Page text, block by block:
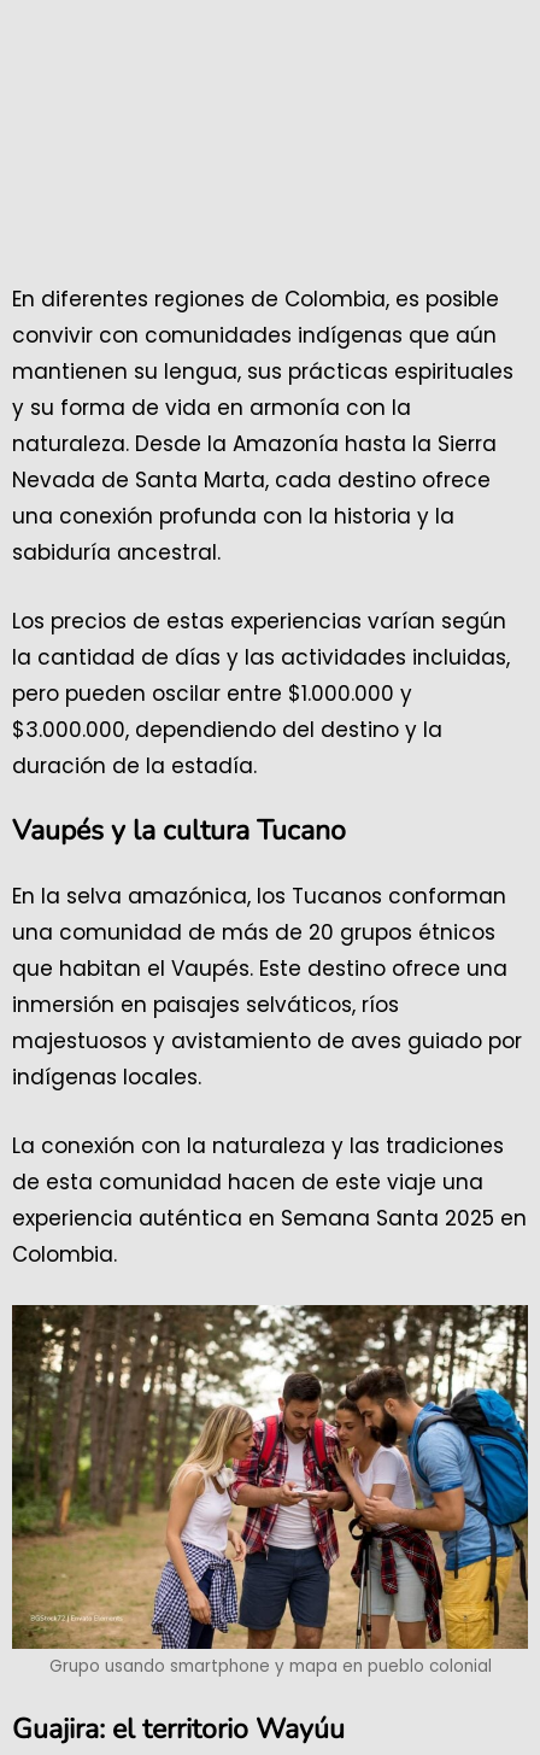
En diferentes regiones de Colombia, es posible
convivir con comunidades indígenas que aún
mantienen su lengua, sus prácticas espirituales
y su forma de vida en armonía con la
naturaleza. Desde la Amazonía hasta la Sierra
Nevada de Santa Marta, cada destino ofrece
una conexión profunda con la historia y la
sabiduría ancestral.
Los precios de estas experiencias varían según
la cantidad de días y las actividades incluidas,
pero pueden oscilar entre $1.000.000 y
$3.000.000, dependiendo del destino y la
duración de la estadía.
Vaupés y la cultura Tucano
En la selva amazónica, los Tucanos conforman
una comunidad de más de 20 grupos étnicos
que habitan el Vaupés. Este destino ofrece una
inmersión en paisajes selváticos, ríos
majestuosos y avistamiento de aves guiado por
indígenas locales.
La conexión con la naturaleza y las tradiciones
de esta comunidad hacen de este viaje una
experiencia auténtica en Semana Santa 2025 en
Colombia.
Grupo usando smartphone y mapa en pueblo colonial
Guajira: el territorio Wayúu